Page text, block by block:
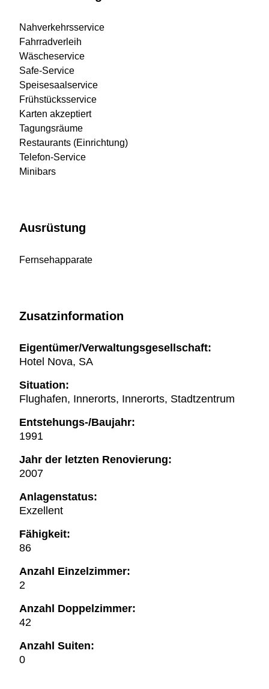
Nahverkehrsservice
Fahrradverleih
Wäscheservice
Safe-Service
Speisesaalservice
Frühstücksservice
Karten akzeptiert
Tagungsräume
Restaurants (Einrichtung)
Telefon-Service
Minibars
Ausrüstung
Fernsehapparate
Zusatzinformation
Eigentümer/Verwaltungsgesellschaft:
Hotel Nova, SA
Situation:
Flughafen, Innerorts, Innerorts, Stadtzentrum
Entstehungs-/Baujahr:
1991
Jahr der letzten Renovierung:
2007
Anlagenstatus:
Exzellent
Fähigkeit:
86
Anzahl Einzelzimmer:
2
Anzahl Doppelzimmer:
42
Anzahl Suiten:
0